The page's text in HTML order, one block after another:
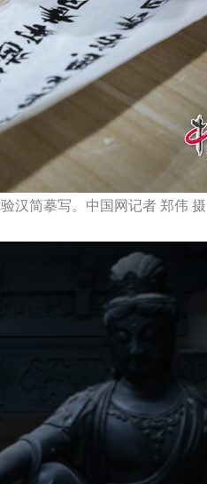
汉简摹写。中国网记者 郑伟 摄